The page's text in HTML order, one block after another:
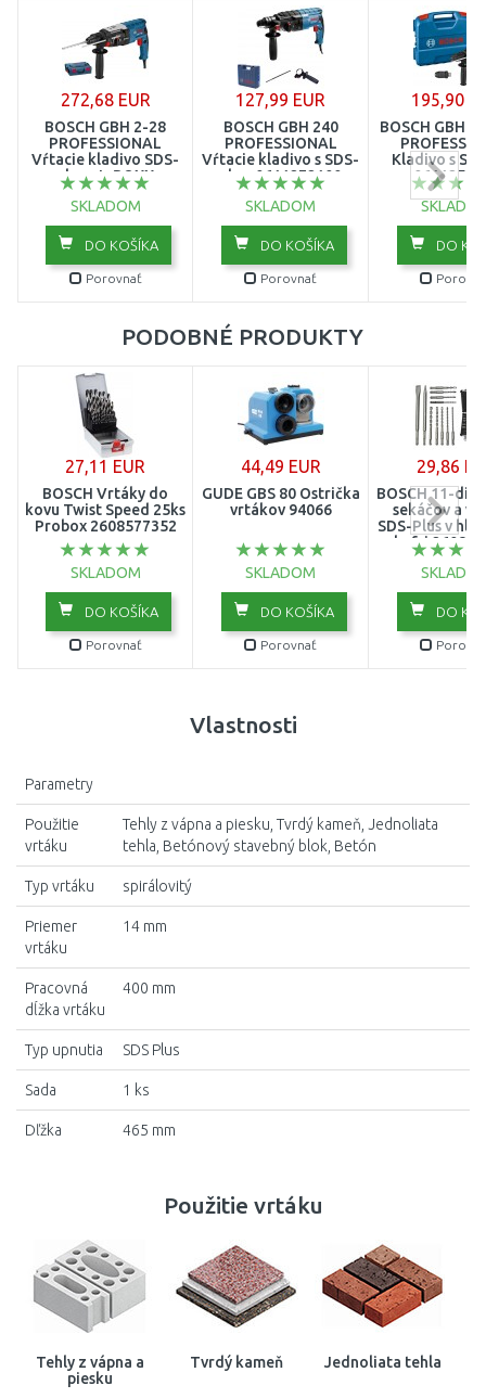
272,68 EUR
BOSCH GBH 2-28
PROFESSIONAL
Vŕtacie kladivo SDS-
plus v L-BOXX
0611267501
SKLADOM
DO KOŠÍKA
Porovnať
127,99 EUR
BOSCH GBH 240
PROFESSIONAL
Vŕtacie kladivo s SDS-
plus, 0611272100
SKLADOM
DO KOŠÍKA
Porovnať
195,90
BOSCH GBH
Kladivo s
DO
PODOBNÉ PRODUKTY
27,11 EUR
BOSCH Vrtáky do
kovu Twist Speed 25ks
Probox 2608577352
SKLADOM
DO KOŠÍKA
Porovnať
44,49 EUR
GÜDE GBS 80 Ostrička
vrtákov 94066
SKLADOM
DO KOŠÍKA
Porovnať
29,86
BOSCH 11-
sekáčov a
SDS-Plus v
kufri
DO
Použitie vrtáku
Tehly z vápna a
piesku
Tvrdý kameň Jednoliata tehla
Vlastnosti
Parametry
Použitie
vrtáku
Tehly z vápna a piesku, Tvrdý kameň, Jednoliata
tehla, Betónový stavebný blok, Betón
Typ vrtáku spirálovitý
Priemer
vrtáku
14 mm
Pracovná
dĺžka vrtáku
400 mm
Typ upnutia SDS Plus
Sada 1 ks
Dľžka 465 mm